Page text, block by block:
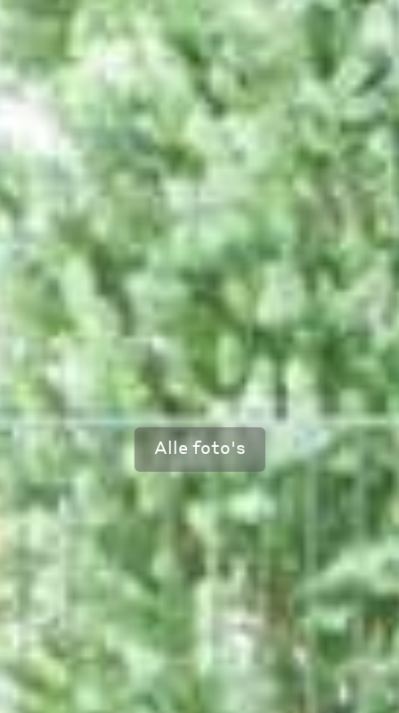
Alle foto's